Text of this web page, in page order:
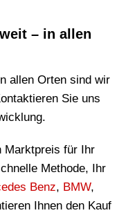
– in allen
allen Orten sind wir
Sie uns
Marktpreis für Ihr
Methode, Ihr
Benz, BMW,
Ihnen den Kauf